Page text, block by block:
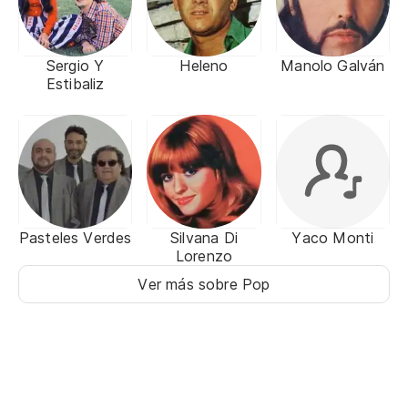
Sergio Y
Estibaliz
Heleno Manolo Galván
Pasteles Verdes
Silvana Di
Lorenzo
Yaco Monti
Ver más sobre Pop